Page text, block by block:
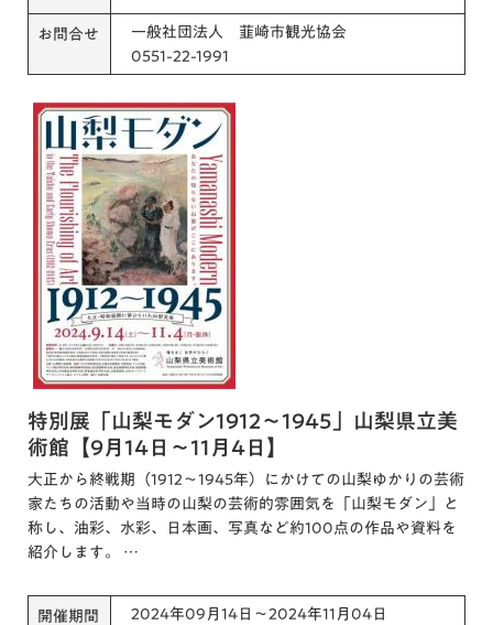
お問合せ
一般社団法人 韮崎市観光協会
0551-22-1991
特別展「山梨モダン1912～1945」山梨県立美
術館【9月14日～11月4日】
大正から終戦期（1912～1945年）にかけての山梨ゆかりの芸術
家たちの活動や当時の山梨の芸術的雰囲気を「山梨モダン」と
称し、油彩、水彩、日本画、写真など約100点の作品や資料を
紹介します。 …
開催期間 2024年09月14日～2024年11月04日